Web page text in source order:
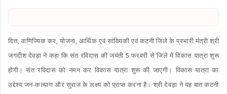
वित्त, वाणिज्यिक कर, योजना, आर्थिक एवं सांख्यिकी एवं कटनी जिले के प्रभारी मंत्री श्री
जगदीश देवड़ा ने कहा कि संत रविदास की जयंती 5 फरवरी से जिले में विकास यात्रा शुरू
होगी। संत रविदास को नमन कर विकास यात्रा शुरू की जाएगी। विकास यात्रा का
उद्देश्य जन-कल्याण और सुराज के लक्ष्य को प्राप्त करना है। श्री देवड़ा ने यह बात कटनी